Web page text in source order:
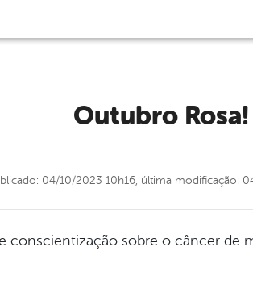
Outubro Rosa!
04/10/2023 10h16, última modificação:
conscientização sobre o câncer de